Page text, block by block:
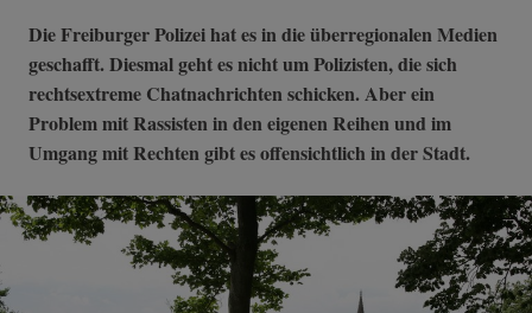
Die Freiburger Polizei hat es in die überregionalen Medien
geschafft. Diesmal geht es nicht um Polizisten, die sich
rechtsextreme Chatnachrichten schicken. Aber ein
Problem mit Rassisten in den eigenen Reihen und im
Umgang mit Rechten gibt es offensichtlich in der Stadt.